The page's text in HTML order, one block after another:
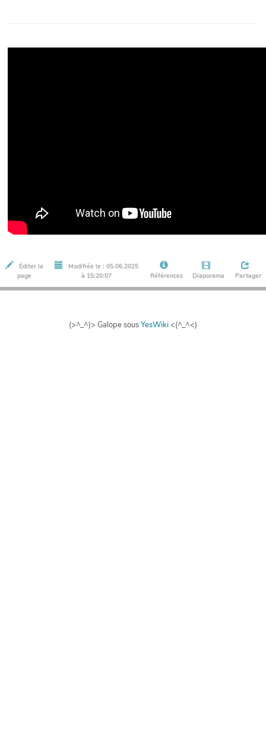
Éditer la
page
Modifiée le : 05.06.2025
à 15:20:07
Références Diaporama Partager
(>^_^)> Galope sousYesWiki<(^_^<)